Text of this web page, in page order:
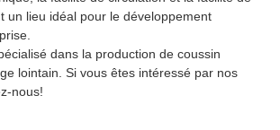
un lieu idéal pour le développement
dans la production de coussin
lointain. Si vous êtes intéressé par nos
nous!